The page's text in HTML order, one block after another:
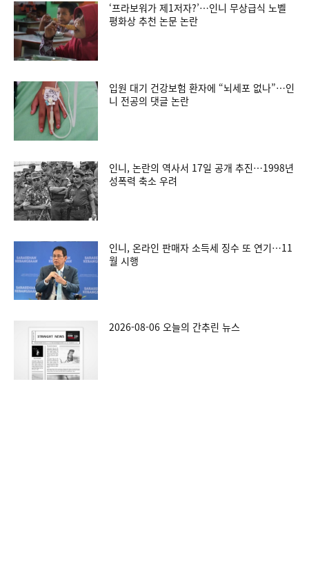
‘프라보워가 제1저자?’…인니 무상급식 노벨
평화상 추천 논문 논란
입원 대기 건강보험 환자에 “뇌세포 없나”…인
니 전공의 댓글 논란
인니, 논란의 역사서 17일 공개 추진…1998년
성폭력 축소 우려
인니, 온라인 판매자 소득세 징수 또 연기…11
월 시행
2026-08-06 오늘의 간추린 뉴스